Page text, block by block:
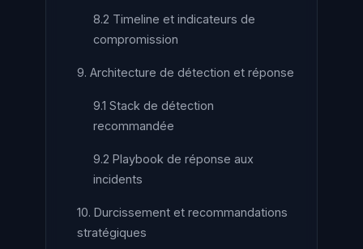
8.2 Timeline et indicateurs de
compromission
9. Architecture de détection et réponse
9.1 Stack de détection
recommandée
9.2 Playbook de réponse aux
incidents
10. Durcissement et recommandations
stratégiques